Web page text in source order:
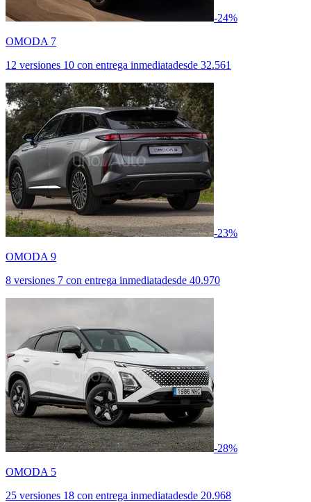
-24%
OMODA 7
12 versiones 10 con entrega inmediatadesde 32.561
-23%
OMODA 9
8 versiones 7 con entrega inmediatadesde 40.970
-28%
OMODA 5
25 versiones 18 con entrega inmediatadesde 20.968